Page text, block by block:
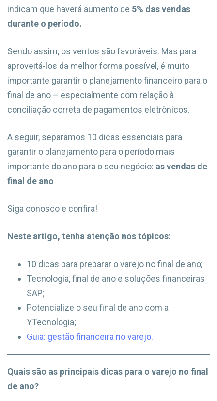
indicam que haverá aumento de 5% das vendas
durante o período.
Sendo assim, os ventos são favoráveis. Mas para
aproveitá-los da melhor forma possível, é muito
importante garantir o planejamento financeiro para o
final de ano – especialmente com relação à
conciliação correta de pagamentos eletrônicos.
A seguir, separamos 10 dicas essenciais para
garantir o planejamento para o período mais
importante do ano para o seu negócio: as vendas de
final de ano
Siga conosco e confira!
Neste artigo, tenha atenção nos tópicos:
10 dicas para preparar o varejo no final de ano;
Tecnologia, final de ano e soluções financeiras
SAP;
Potencialize o seu final de ano com a
YTecnologia;
Guia: gestão financeira no varejo.
Quais são as principais dicas para o varejo no final
de ano?